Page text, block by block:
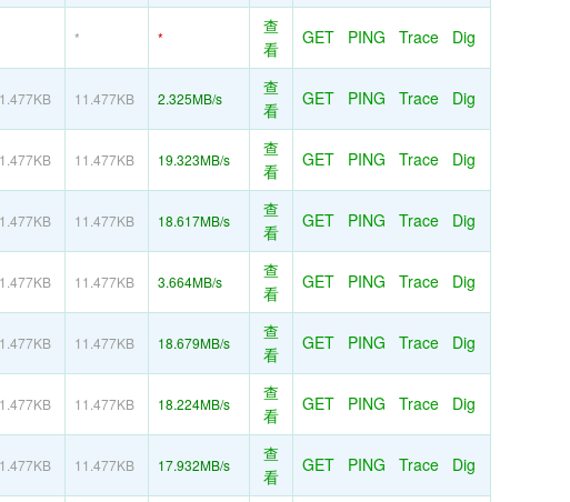
* *
查
看
GET PING Trace Dig
11.477KB 2.325MB/s
查
看
GET PING Trace Dig
11.477KB 19.323MB/s
查
看
GET PING Trace Dig
11.477KB 18.617MB/s
查
看
GET PING Trace Dig
11.477KB 3.664MB/s
查
看
GET PING Trace Dig
11.477KB 18.679MB/s
查
看
GET PING Trace Dig
11.477KB 18.224MB/s
查
看
GET PING Trace Dig
11.477KB 17.932MB/s
查
看
GET PING Trace Dig